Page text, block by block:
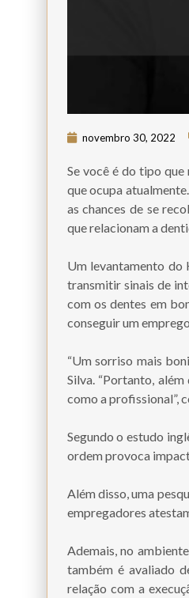
novembro 30, 2022
Se você é do tipo
que ocupa
as chances de se
que relacionam a
Um levantamento do
transmitir sinais de
com os dentes em
conseguir um emprego.
“Um sorriso mais
Silva. “Portanto,
como a profissional”,
Segundo o estudo
ordem provoca
Além disso, uma
empregadores
Ademais, no
também é avaliado
relação com a